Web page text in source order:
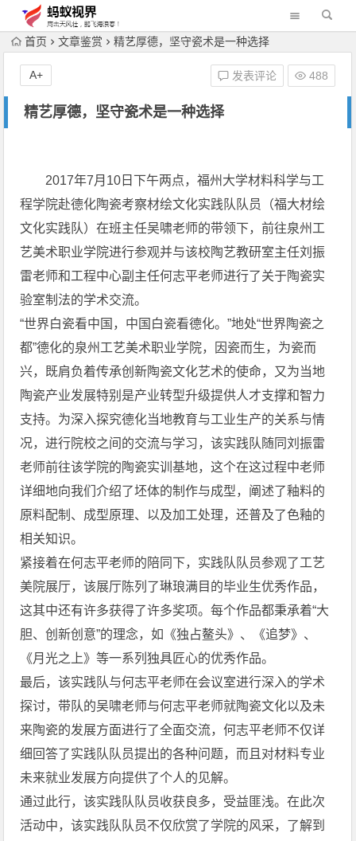
首页 文章鉴赏 精艺厚德，坚守瓷术是一种选择
精艺厚德，坚守瓷术是一种选择
发表评论 488
A+
2017年7月10日下午两点，福州大学材料科学与工
程学院赴德化陶瓷考察材绘文化实践队队员（福大材绘
文化实践队）在班主任吴啸老师的带领下，前往泉州工
艺美术职业学院进行参观并与该校陶艺教研室主任刘振
雷老师和工程中心副主任何志平老师进行了关于陶瓷实
验室制法的学术交流。
“世界白瓷看中国，中国白瓷看德化。”地处“世界陶瓷之
都”德化的泉州工艺美术职业学院，因瓷而生，为瓷而
兴，既肩负着传承创新陶瓷文化艺术的使命，又为当地
陶瓷产业发展特别是产业转型升级提供人才支撑和智力
支持。为深入探究德化当地教育与工业生产的关系与情
况，进行院校之间的交流与学习，该实践队随同刘振雷
老师前往该学院的陶瓷实训基地，这个在这过程中老师
详细地向我们介绍了坯体的制作与成型，阐述了釉料的
原料配制、成型原理、以及加工处理，还普及了色釉的
相关知识。
紧接着在何志平老师的陪同下，实践队队员参观了工艺
美院展厅，该展厅陈列了琳琅满目的毕业生优秀作品，
这其中还有许多获得了许多奖项。每个作品都秉承着“大
胆、创新创意”的理念，如《独占鳌头》、《追梦》、
《月光之上》等一系列独具匠心的优秀作品。
最后，该实践队与何志平老师在会议室进行深入的学术
探讨，带队的吴啸老师与何志平老师就陶瓷文化以及未
来陶瓷的发展方面进行了全面交流，何志平老师不仅详
细回答了实践队队员提出的各种问题，而且对材料专业
未来就业发展方向提供了个人的见解。
通过此行，该实践队队员收获良多，受益匪浅。在此次
活动中，该实践队队员不仅欣赏了学院的风采，了解到